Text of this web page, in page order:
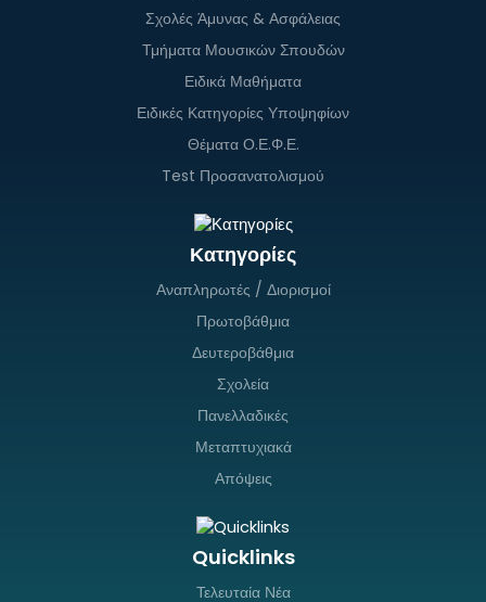
Σχολές Άμυνας & Ασφάλειας
Τμήματα Μουσικών Σπουδών
Ειδικά Μαθήματα
Ειδικές Κατηγορίες Υποψηφίων
Θέματα Ο.Ε.Φ.Ε.
Test Προσανατολισμού
Κατηγορίες
Αναπληρωτές / Διορισμοί
Πρωτοβάθμια
Δευτεροβάθμια
Σχολεία
Πανελλαδικές
Μεταπτυχιακά
Απόψεις
Quicklinks
Τελευταία Νέα